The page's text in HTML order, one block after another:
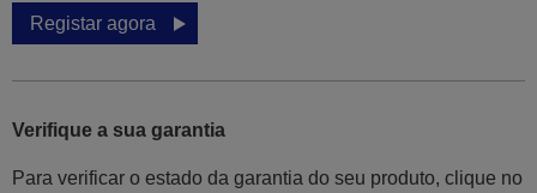
Registar agora
Verifique a sua garantia
Para verificar o estado da garantia do seu produto, clique no